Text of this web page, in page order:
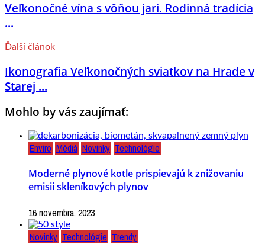
Veľkonočné vína s vôňou jari. Rodinná tradícia
...
Ďalší článok
Ikonografia Veľkonočných sviatkov na Hrade v
Starej ...
Mohlo by vás zaujímať:
Enviro Médiá Novinky Technológie
Moderné plynové kotle prispievajú k znižovaniu
emisii skleníkových plynov
16 novembra, 2023
Novinky Technológie Trendy